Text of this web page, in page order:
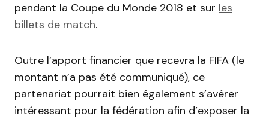
pendant la Coupe du Monde 2018 et sur les
billets de match.
Outre l’apport financier que recevra la FIFA (le
montant n’a pas été communiqué), ce
partenariat pourrait bien également s’avérer
intéressant pour la fédération afin d’exposer la